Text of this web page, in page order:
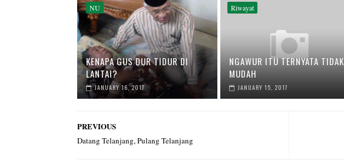
NU
KENAPA GUS DUR TIDUR DI
LANTAI?
JANUARY 16, 2017
Riwayat
NGAWUR ITU TERNYATA TIDAK
MUDAH
JANUARY 15, 2017
PREVIOUS
Datang Telanjang, Pulang Telanjang